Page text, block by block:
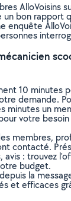
AlloVoisins
un bon rapport
enquête
10 minutes
demande.
minutes un
votre
membres,
contacté.
avis : trouvez
budget.
la
et efficaces